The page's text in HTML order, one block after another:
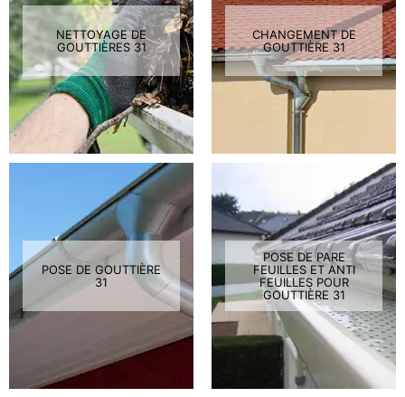
NETTOYAGE DE
GOUTTIÈRES 31
CHANGEMENT DE
GOUTTIÈRE 31
POSE DE GOUTTIÈRE
31
POSE DE PARE
FEUILLES ET ANTI
FEUILLES POUR
GOUTTIÈRE 31